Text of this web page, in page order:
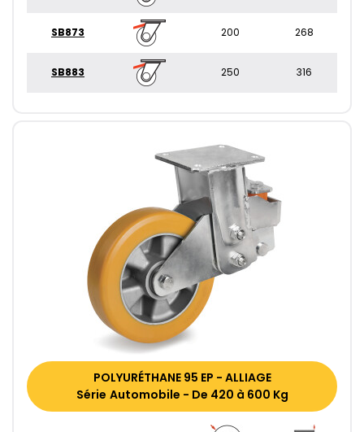
SB873 200 268
SB883 250 316
POLYURÉTHANE 95 EP - ALLIAGE
Série Automobile - De 420 à 600 Kg